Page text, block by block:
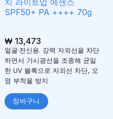
SPF50+ PA ++++ 70g
₩13,473
얼굴·전신용. 강력 자외선을 차단
하면서 가시광선을 조종해 균일
한 UV 블록으로 자외선 차단, 오
염 부착을 방지
장바구니